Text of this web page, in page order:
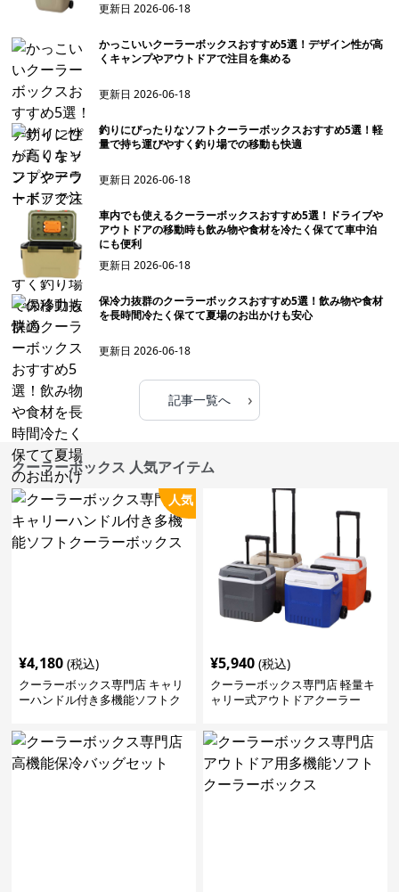
更新日2026-06-18
かっこいいクーラーボックスおすすめ5選！デザイン性が高
くキャンプやアウトドアで注目を集める
更新日2026-06-18
釣りにぴったりなソフトクーラーボックスおすすめ5選！軽
量で持ち運びやすく釣り場での移動も快適
更新日2026-06-18
車内でも使えるクーラーボックスおすすめ5選！ドライブや
アウトドアの移動時も飲み物や食材を冷たく保てて車中泊
にも便利
更新日2026-06-18
保冷力抜群のクーラーボックスおすすめ5選！飲み物や食材
を長時間冷たく保てて夏場のお出かけも安心
更新日2026-06-18
記事一覧へ ›
クーラーボックス 人気アイテム
人気
¥4,180 (税込)
クーラーボックス専門店 キャリ
ーハンドル付き多機能ソフトク
¥5,940 (税込)
クーラーボックス専門店 軽量キ
ャリー式アウトドアクーラー